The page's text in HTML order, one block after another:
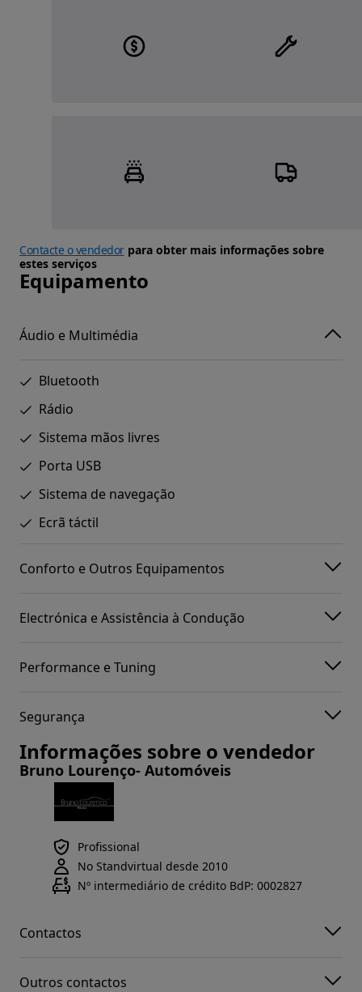
Contacte o vendedorpara obter mais informações sobre
estes serviços
Equipamento
Áudio e Multimédia
Bluetooth
Rádio
Sistema mãos livres
Porta USB
Sistema de navegação
Ecrã táctil
Conforto e Outros Equipamentos
Electrónica e Assistência à Condução
Performance e Tuning
Segurança
Informações sobre o vendedor
Bruno Lourenço- Automóveis
Profissional
No Standvirtual desde 2010
Nº intermediário de crédito BdP: 0002827
Contactos
Outros contactos